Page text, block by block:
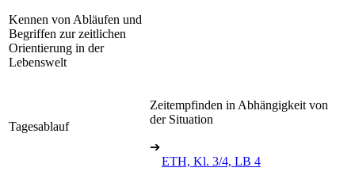
Kennen von Abläufen und
Begriffen zur zeitlichen
Orientierung in der
Lebenswelt
Tagesablauf
Zeitempfinden in Abhängigkeit von
der Situation
➔
ETH, Kl. 3/4, LB 4